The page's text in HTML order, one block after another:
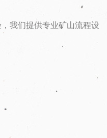
我们提供专业矿山流程设